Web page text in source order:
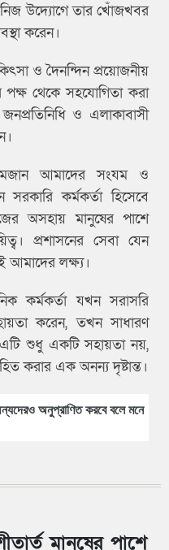
নিজ উদ্যোগে তার খোঁজখবর
করেন।
ও দৈনন্দিন প্রয়োজনীয়
পক্ষ থেকে সহযোগিতা করা
ও এলাকাবাসী
আমাদের সংযম ও
কর্মকর্তা হিসেবে
অসহায় মানুষের পাশে
প্রশাসনের সেবা যেন
আমাদের লক্ষ্য।
কর্মকর্তা যখন সরাসরি
করেন, তখন সাধারণ
শুধু একটি সহায়তা নয়,
করার এক অনন্য দৃষ্টান্ত।
অনুপ্রাণিত করবে বলে মনে
মানুষের পাশে